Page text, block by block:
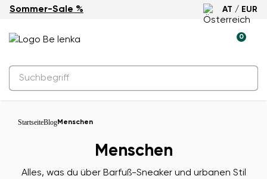
Sommer-Sale % AT / EUR
0
StartseiteBlogMenschen
Menschen
Alles, was du über Barfuß-Sneaker und urbanen Stil